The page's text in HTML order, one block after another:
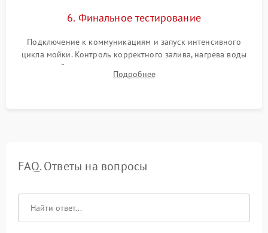
6. Финальное тестирование
Подключение к коммуникациям и запуск интенсивного
цикла мойки. Контроль корректного залива, нагрева воды
до нужной температуры, отсутствия посторонних шумов,
штатного слива и абсолютной сухости в поддоне.
Подробнее
FAQ. Ответы на вопросы